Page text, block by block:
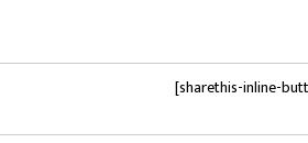
[sharethis-inline-